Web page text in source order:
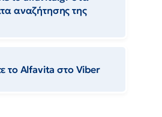
αναζήτησης της
το Αlfavita στο Viber